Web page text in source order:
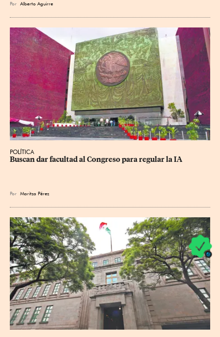
Por Alberto Aguirre
POLÍTICA
Buscan dar facultad al Congreso para regular la IA
Por Maritza Pérez